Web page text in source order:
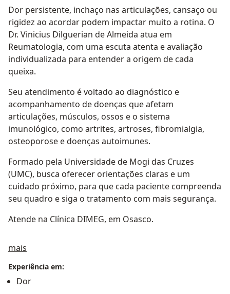
Dor persistente, inchaço nas articulações, cansaço ou
rigidez ao acordar podem impactar muito a rotina. O
Dr. Vinicius Dilguerian de Almeida atua em
Reumatologia, com uma escuta atenta e avaliação
individualizada para entender a origem de cada
queixa.
Seu atendimento é voltado ao diagnóstico e
acompanhamento de doenças que afetam
articulações, músculos, ossos e o sistema
imunológico, como artrites, artroses, fibromialgia,
osteoporose e doenças autoimunes.
Formado pela Universidade de Mogi das Cruzes
(UMC), busca oferecer orientações claras e um
cuidado próximo, para que cada paciente compreenda
seu quadro e siga o tratamento com mais segurança.
Atende na Clínica DIMEG, em Osasco.
mais
Experiência em:
Dor